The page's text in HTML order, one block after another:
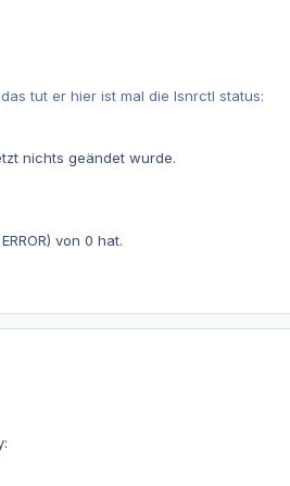
tut er hier ist mal die lsnrctl status:
nichts geändet wurde.
von 0 hat.